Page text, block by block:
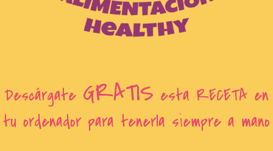
Descárgate GRATIS esta RECETA en
tu ordenador para tenerla siempre a mano